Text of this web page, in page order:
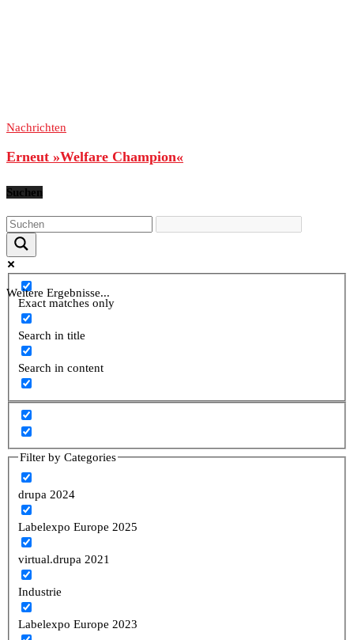
Nachrichten
Erneut »Welfare Champion«
Suchen
Weitere Ergebnisse...
Exact matches only
Search in title
Search in content
Filter by Categories
drupa 2024
Labelexpo Europe 2025
virtual.drupa 2021
Industrie
Labelexpo Europe 2023